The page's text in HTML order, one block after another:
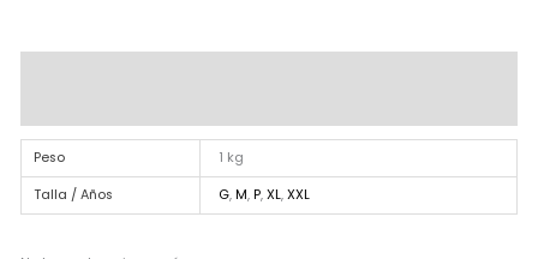
Peso 1 kg
Talla / Años G, M, P, XL, XXL